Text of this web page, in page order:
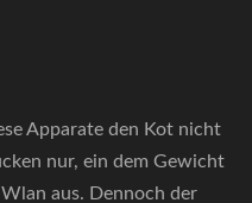
Apparate den Kot nicht
nur, ein dem Gewicht
aus. Dennoch der